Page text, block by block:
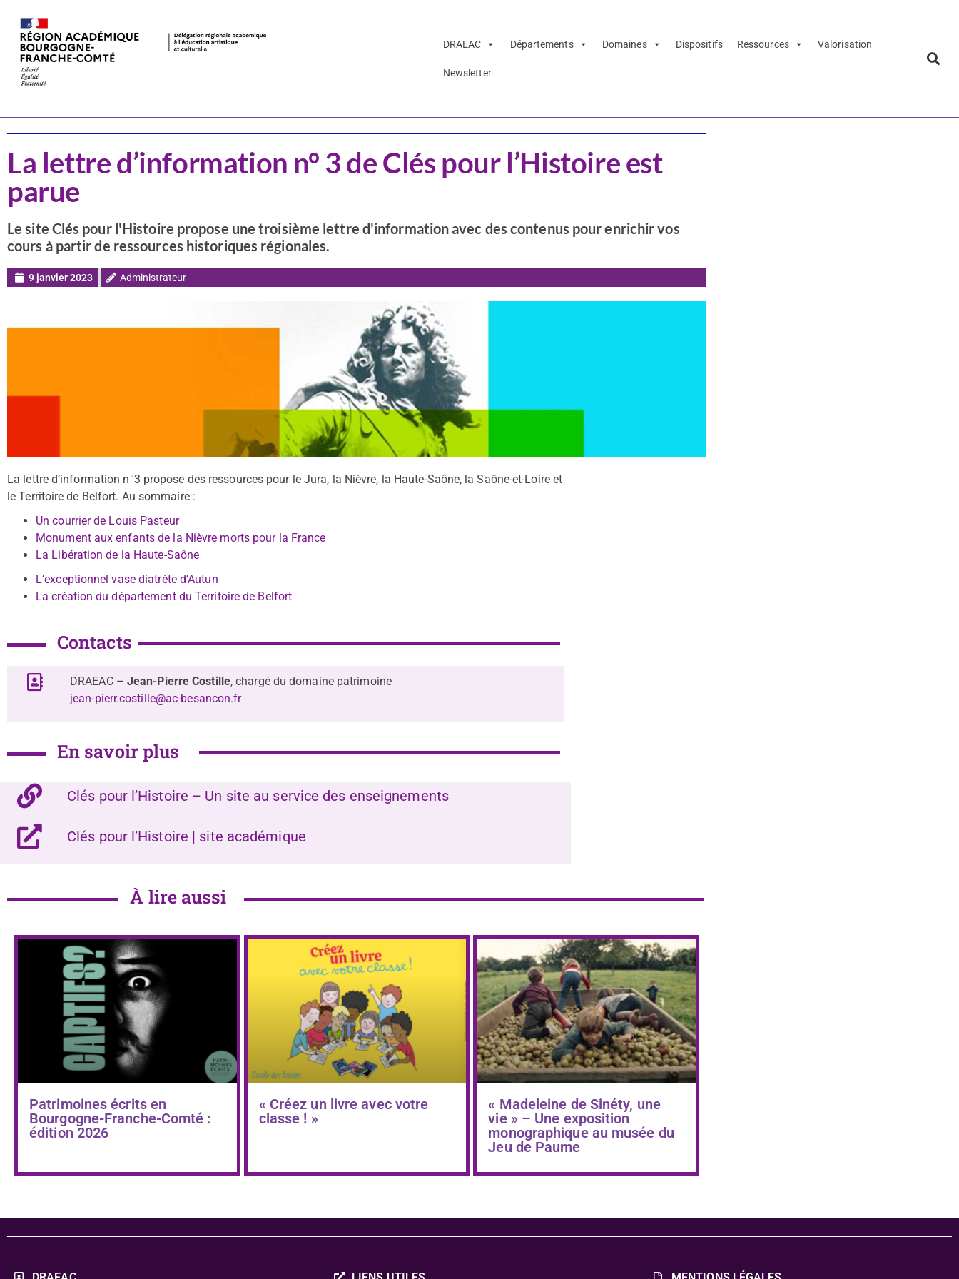
DRAEAC Départements Domaines Dispositifs Ressources Valorisation
Newsletter
La lettre d’information n° 3 de Clés pour l’Histoire est
parue
Le site Clés pour l'Histoire propose une troisième lettre d'information avec des contenus pour enrichir vos
cours à partir de ressources historiques régionales.
9 janvier 2023 Administrateur
La lettre d’information n°3 propose des ressources pour le Jura, la Nièvre, la Haute-Saône, la Saône-et-Loire et
le Territoire de Belfort. Au sommaire :
Un courrier de Louis Pasteur
Monument aux enfants de la Nièvre morts pour la France
La Libération de la Haute-Saône
L’exceptionnel vase diatrète d’Autun
La création du département du Territoire de Belfort
Contacts
DRAEAC – Jean-Pierre Costille, chargé du domaine patrimoine
jean-pierr.costille@ac-besancon.fr
En savoir plus
Clés pour l’Histoire – Un site au service des enseignements
Clés pour l’Histoire | site académique
À lire aussi
Patrimoines écrits en
Bourgogne-Franche-Comté :
édition 2026
« Créez un livre avec votre
classe ! »
« Madeleine de Sinéty, une
vie » – Une exposition
monographique au musée du
Jeu de Paume